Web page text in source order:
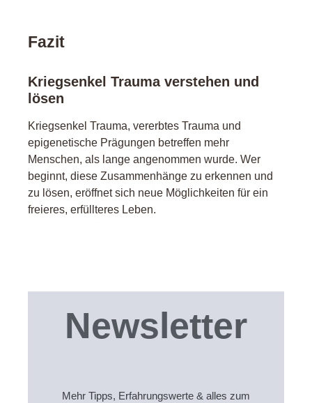
Fazit
Kriegsenkel Trauma verstehen und
lösen
Kriegsenkel Trauma, vererbtes Trauma und
epigenetische Prägungen betreffen mehr
Menschen, als lange angenommen wurde. Wer
beginnt, diese Zusammenhänge zu erkennen und
zu lösen, eröffnet sich neue Möglichkeiten für ein
freieres, erfüllteres Leben.
Newsletter
Mehr Tipps, Erfahrungswerte & alles zum